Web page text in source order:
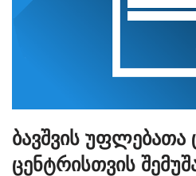
ბავშვის უფლებათა
ცენტრისთვის